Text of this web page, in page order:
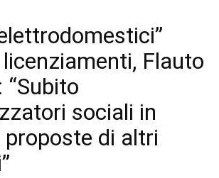
Flauto
sociali in
di altri